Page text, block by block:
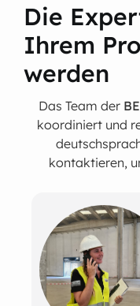
Die
Ihrem
werden
Das Team der
koordiniert und
kontaktieren,